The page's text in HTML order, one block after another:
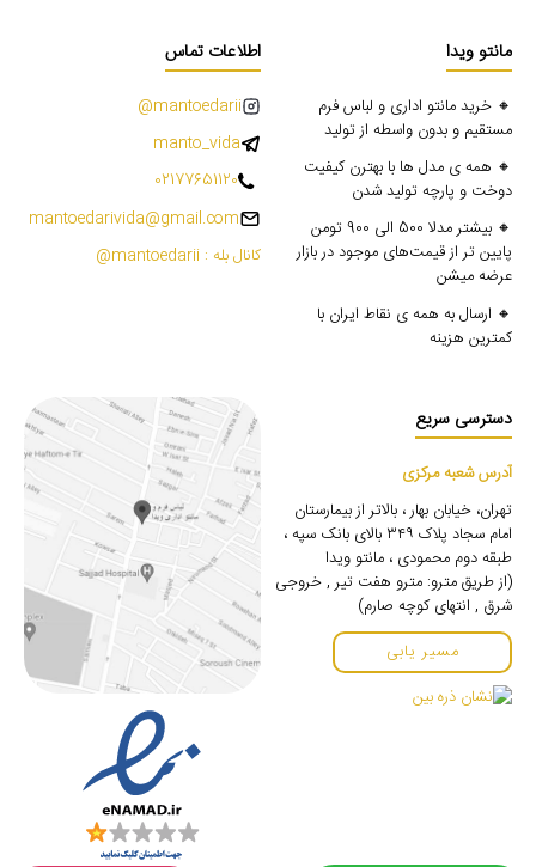
مانتو ویدا
🔸 خرید مانتو اداری و لباس فرم
مستقیم و بدون واسطه از تولید
🔸 همه ی مدل ها با بهترن کیفیت
دوخت و پارچه تولید شدن
🔸 بیشتر مدلا 500 الی 900 تومن
پایین تر از قیمت‌های موجود در بازار
عرضه میشن
🔸 ارسال به همه ی نقاط ایران با
کمترین هزینه
اطلاعات تماس
mantoedarii@
manto_vida
02177651120
mantoedarivida@gmail.com
کانال بله : mantoedarii@
دسترسی سریع
آدرس شعبه مرکزی
تهران، خیابان بهار ، بالاتر از بیمارستان
امام سجاد پلاک ۳۴۹ بالای بانک سپه ،
طبقه دوم محمودی ، مانتو ویدا
(از طریق مترو: مترو هفت تیر , خروجی
شرق , انتهای کوچه صارم)
مسیر یابی